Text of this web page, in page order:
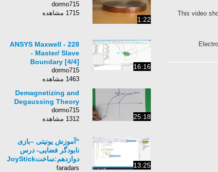
This video
1:22
dormo715
1715 مشاهده
16:16
228 - ANSYS Maxwell
- Master/ Slave
Boundary [4/4]
dormo715
1463 مشاهده
25:18
Demagnetizing and
Degaussing Theory
dormo715
1312 مشاهده
13:25
"آموزش یونیتی –بازی
نابودگر فضایی- درس
با استفاده از واسط
faradars